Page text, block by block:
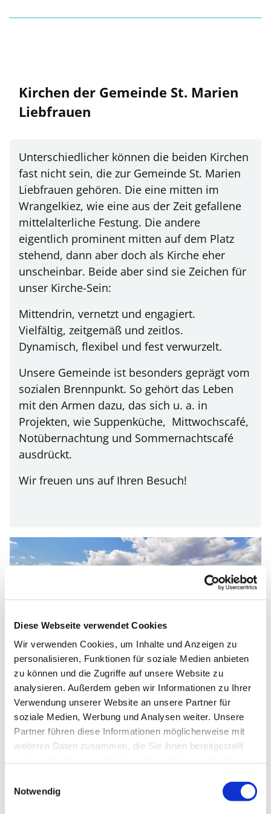
Diese Webseite verwendet Cookies
Wir verwenden Cookies, um Inhalte und Anzeigen zu
personalisieren, Funktionen für soziale Medien anbieten
zu können und die Zugriffe auf unsere Website zu
analysieren. Außerdem geben wir Informationen zu Ihrer
Verwendung unserer Website an unsere Partner für
soziale Medien, Werbung und Analysen weiter. Unsere
Partner führen diese Informationen möglicherweise mit
weiteren Daten zusammen, die Sie ihnen bereitgestellt
Notwendig
Kirchen der Gemeinde St. Marien
Liebfrauen
Unterschiedlicher können die beiden Kirchen
fast nicht sein, die zur Gemeinde St. Marien
Liebfrauen gehören. Die eine mitten im
Wrangelkiez, wie eine aus der Zeit gefallene
mittelalterliche Festung. Die andere
eigentlich prominent mitten auf dem Platz
stehend, dann aber doch als Kirche eher
unscheinbar. Beide aber sind sie Zeichen für
unser Kirche-Sein:
Mittendrin, vernetzt und engagiert.
Vielfältig, zeitgemäß und zeitlos.
Dynamisch, flexibel und fest verwurzelt.
Unsere Gemeinde ist besonders geprägt vom
sozialen Brennpunkt. So gehört das Leben
mit den Armen dazu, das sich u. a. in
Projekten, wie Suppenküche, Mittwochscafé,
Notübernachtung und Sommernachtscafé
ausdrückt.
Wir freuen uns auf Ihren Besuch!
St. Marien Liebfrauen
Kirche mitten im Kiez
St. Michael (Kreuzberg)